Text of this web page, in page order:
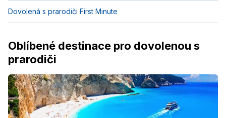
Dovolená s prarodiči First Minute
Oblíbené destinace pro dovolenou s
prarodiči